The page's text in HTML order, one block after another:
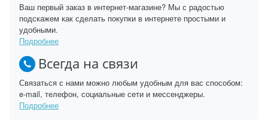
Ваш первый заказ в интернет-магазине? Мы с радостью
подскажем как сделать покупки в интернете простыми и
удобными.
Подробнее
Всегда на связи
Связаться с нами можно любым удобным для вас способом:
e-mail, телефон, социальные сети и мессенджеры.
Подробнее